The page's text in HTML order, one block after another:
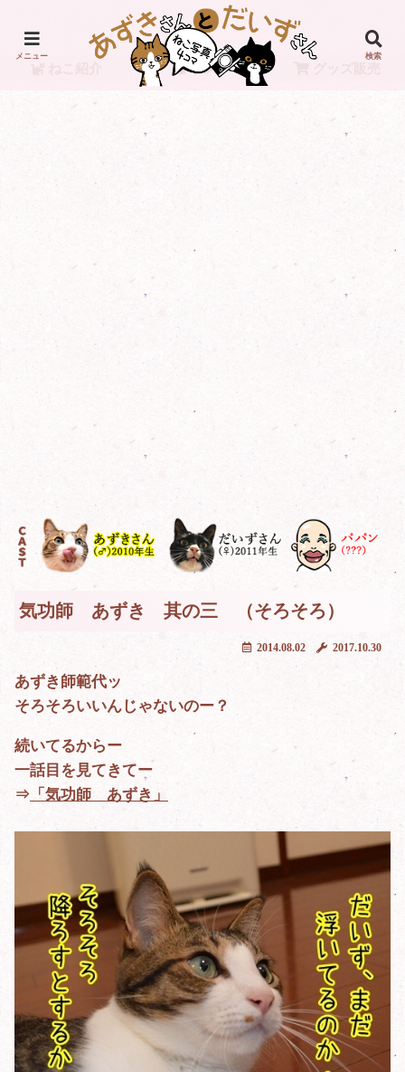
リンク
気功師 あずき 其の三 （そろそろ）
2017.10.30
2014.08.02
あずき師範代ッ
そろそろいいんじゃないのー？
続いてるからー
一話目を見てきてー
⇒ 「気功師 あずき」
メニュー 検索